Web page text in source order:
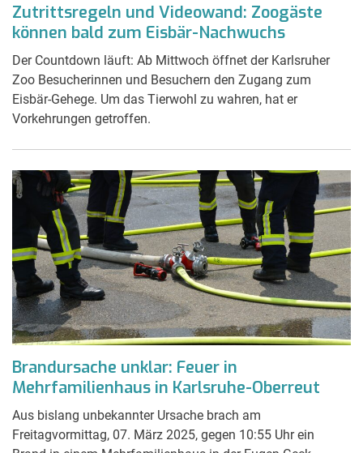
Zutrittsregeln und Videowand: Zoogäste
können bald zum Eisbär-Nachwuchs
Der Countdown läuft: Ab Mittwoch öffnet der Karlsruher
Zoo Besucherinnen und Besuchern den Zugang zum
Eisbär-Gehege. Um das Tierwohl zu wahren, hat er
Vorkehrungen getroffen.
Brandursache unklar: Feuer in
Mehrfamilienhaus in Karlsruhe-Oberreut
Aus bislang unbekannter Ursache brach am
Freitagvormittag, 07. März 2025, gegen 10:55 Uhr ein